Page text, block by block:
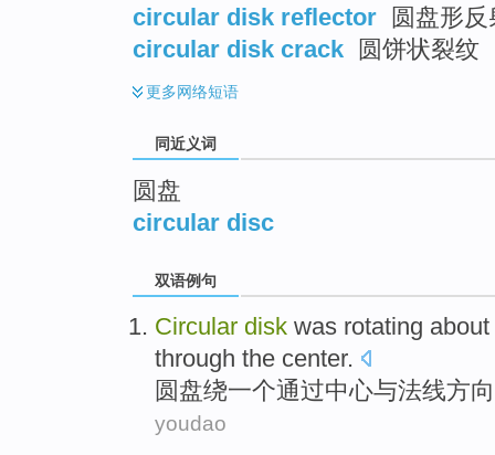
circular disk reflector
圆盘形
circular disk crack
圆饼状裂纹
更多网络短语
同近义词
圆盘
circular disc
双语例句
Circular disk was rotating about
through the center.
圆 盘绕一个通过中心与法线方向
youdao